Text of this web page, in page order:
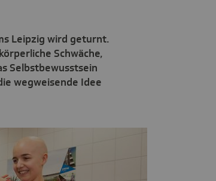
Leipzig wird geturnt.
Schwäche,
Selbstbewusstsein
wegweisende Idee